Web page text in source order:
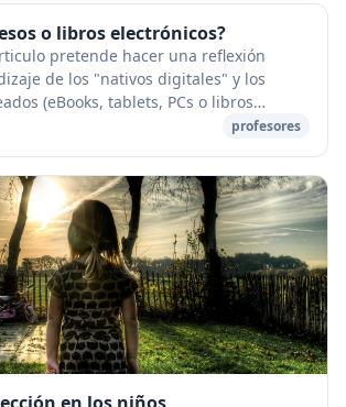
o libros electrónicos?
pretende hacer una reflexión
de los "nativos digitales" y los
(eBooks, tablets, PCs o libros
Los jovenes de hoy so...profesores